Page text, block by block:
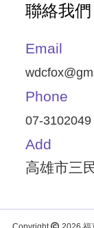
聯絡我們
Email
Phone
07-3102049
Add
高雄市三